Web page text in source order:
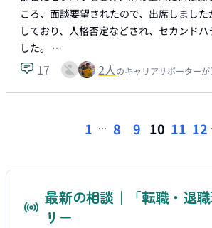
ころ、面談要望されたので、出席しまし
しており、人格否定などされ、セカンド
した。 …
17 2人のキャリアサポーター
1 ... 8 9 10 11 12
最新の相談｜「転職・退
リー